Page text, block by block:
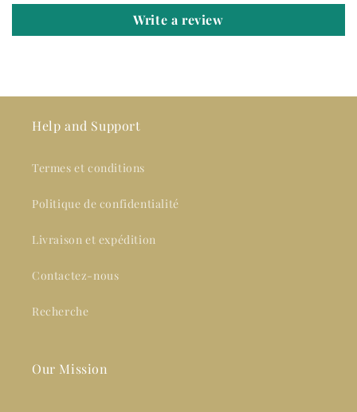
Write a review
Help and Support
Termes et conditions
Politique de confidentialité
Livraison et expédition
Contactez-nous
Recherche
Our Mission